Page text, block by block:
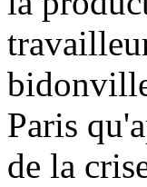
Paris
de la